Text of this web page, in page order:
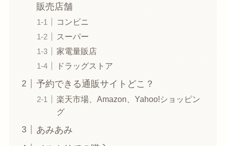
販売店舗
コンビニ
スーパー
家電量販店
ドラッグストア
予約できる通販サイトどこ？
楽天市場、Amazon、Yahoo!ショッピン
グ
あみあみ